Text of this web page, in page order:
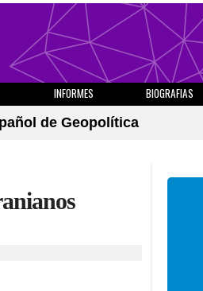
INFORMES BIOGRAFIAS
de Geopolítica